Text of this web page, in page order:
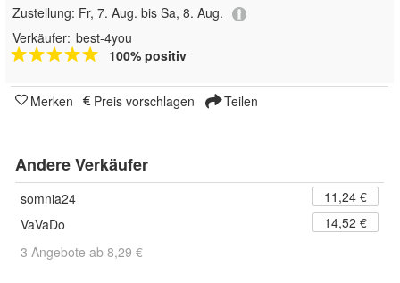
Zustellung: Fr, 7. Aug. bis Sa, 8. Aug.
Verkäufer: best-4you
100% positiv
Merken Preis vorschlagen Teilen
Andere Verkäufer
somnia24
11,24 €
VaVaDo
14,52 €
3 Angebote ab 8,29 €